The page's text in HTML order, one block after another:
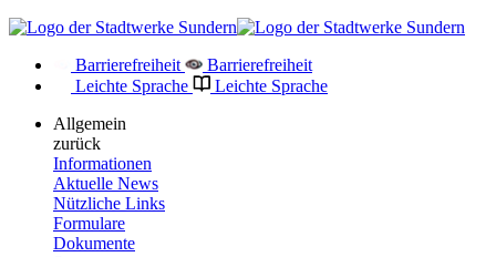
Barrierefreiheit
Barrierefreiheit
Leichte Sprache
Leichte Sprache
Allgemein
zurück
Informationen
Aktuelle News
Nützliche Links
Formulare
Dokumente